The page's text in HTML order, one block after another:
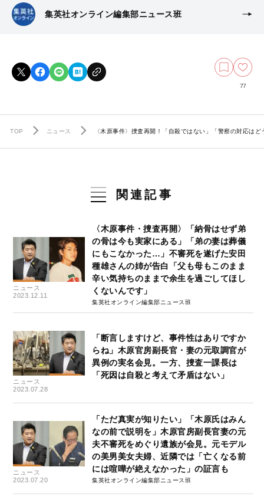
集英社オンライン編集部ニュース班
77
TOP ニュース 〈木原事件〉捜査再開！「自殺ではない」「警察の対応は
関連記事
ニュース
2023.12.11
〈木原事件・捜査再開〉「納骨はせず弟
の骨は今も実家にある」「弟の妻は葬儀
にもこなかった…」不審死を遂げた安田
種雄さんの姉が告白「父も母もこのまま
辛い気持ちのままで余生を過ごしてほし
くないんです」
集英社オンライン編集部ニュース班
ニュース
2023.07.28
「断言しますけど、事件性はありですか
らね」木原官房副長官・妻の元取調官が
異例の実名会見。一方、捜査一課長は
「死因は自殺と考えて矛盾はない」
ニュース
2023.07.20
「ただ真実が知りたい」「木原氏はみん
なの前で説明を」木原官房副長官妻の元
夫不審死をめぐり遺族が会見。元モデル
の美男美女夫婦、近隣では「亡くなる前
には喧嘩が絶えなかった」の証言も
集英社オンライン編集部ニュース班